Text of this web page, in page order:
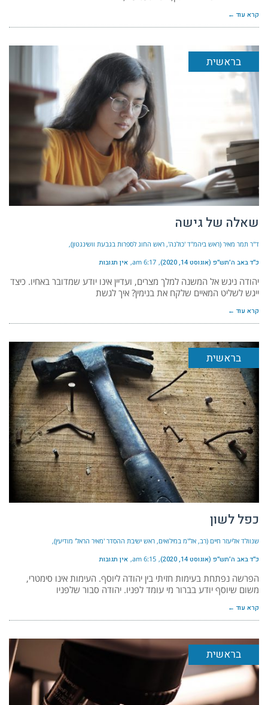
קרא עוד ←
בראשית
שאלה של גישה
ד"ר תמר מאיר (ראש ביהמ"ד 'כולנה', ראש החוג לספרות בגבעת וושינגטון)
כ״ד באב ה׳תש״פ (אוגוסט 14, 2020) 6:17 am אין תגובות
יהודה ניגש אל המשנה למלך מצרים, ועדיין אינו יודע שמדובר באחיו. כיצד
ייגש לשליט המאיים שלקח את בנימין? איך לגשת
קרא עוד ←
בראשית
כפל לשון
שנוולד אליעזר חיים (רב, אל"מ במילואים, ראש ישיבת ההסדר 'מאיר הראל' מודיעין)
כ״ד באב ה׳תש״פ (אוגוסט 14, 2020) 6:15 am אין תגובות
הפרשה נפתחת בעימות חזיתי בין יהודה ליוסף. העימות אינו סימטרי,
משום שיוסף יודע בברור מי עומד לפניו. יהודה סבור שלפניו
קרא עוד ←
בראשית